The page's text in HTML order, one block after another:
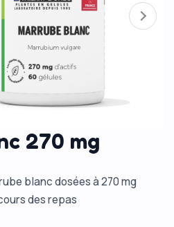
270 mg
blanc dosées à 270 mg
des repas